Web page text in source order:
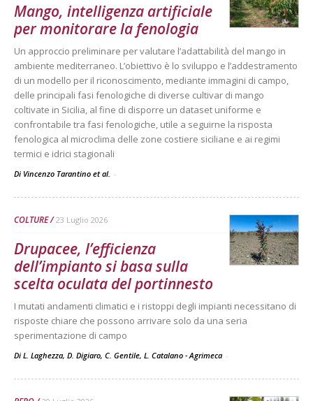
Mango, intelligenza artificiale
per monitorare la fenologia
Un approccio preliminare per valutare l’adattabilità del mango in
ambiente mediterraneo. L’obiettivo è lo sviluppo e l’addestramento
di un modello per il riconoscimento, mediante immagini di campo,
delle principali fasi fenologiche di diverse cultivar di mango
coltivate in Sicilia, al fine di disporre un dataset uniforme e
confrontabile tra fasi fenologiche, utile a seguirne la risposta
fenologica al microclima delle zone costiere siciliane e ai regimi
termici e idrici stagionali
Di Vincenzo Tarantino et al. -
COLTURE 23 Luglio 2026
Drupacee, l’efficienza
dell’impianto si basa sulla
scelta oculata del portinnesto
I mutati andamenti climatici e i ristoppi degli impianti necessitano di
risposte chiare che possono arrivare solo da una seria
sperimentazione di campo
Di L. Laghezza, D. Digiaro, C. Gentile, L. Catalano - Agrimeca -